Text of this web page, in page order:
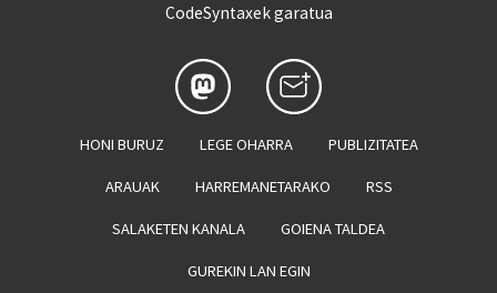
CodeSyntaxek garatua
HONI BURUZ LEGE OHARRA PUBLIZITATEA
ARAUAK HARREMANETARAKO RSS
SALAKETEN KANALA GOIENA TALDEA
GUREKIN LAN EGIN